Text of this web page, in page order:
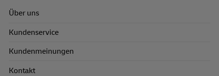
Über uns
Kundenservice
Kundenmeinungen
Kontakt